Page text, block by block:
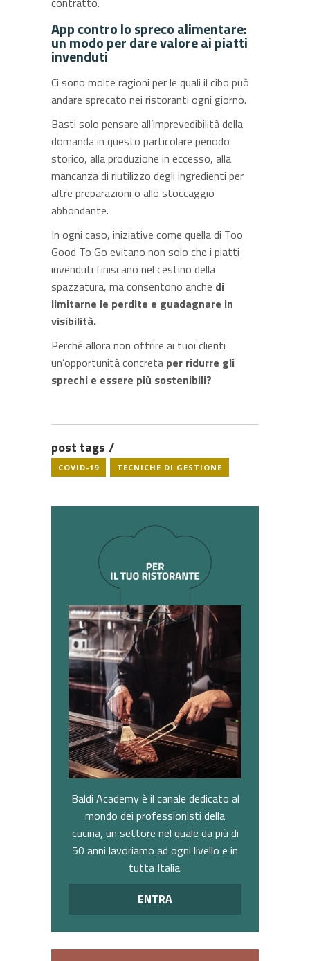
App contro lo spreco alimentare:
un modo per dare valore ai piatti
invenduti
Ci sono molte ragioni per le quali il cibo può
andare sprecato nei ristoranti ogni giorno.
Basti solo pensare all’imprevedibilità della
domanda in questo particolare periodo
storico, alla produzione in eccesso, alla
mancanza di riutilizzo degli ingredienti per
altre preparazioni o allo stoccaggio
abbondante.
In ogni caso, iniziative come quella di Too
Good To Go evitano non solo che i piatti
invenduti finiscano nel cestino della
spazzatura, ma consentono anche di
limitarne le perdite e guadagnare in
visibilità.
Perché allora non offrire ai tuoi clienti
un’opportunità concreta per ridurre gli
sprechi e essere più sostenibili?
post tags
COVID-19 TECNICHE DI GESTIONE
Baldi Academy è il canale dedicato al
mondo dei professionisti della
cucina, un settore nel quale da più di
50 anni lavoriamo ad ogni livello e in
tutta Italia.
ENTRA